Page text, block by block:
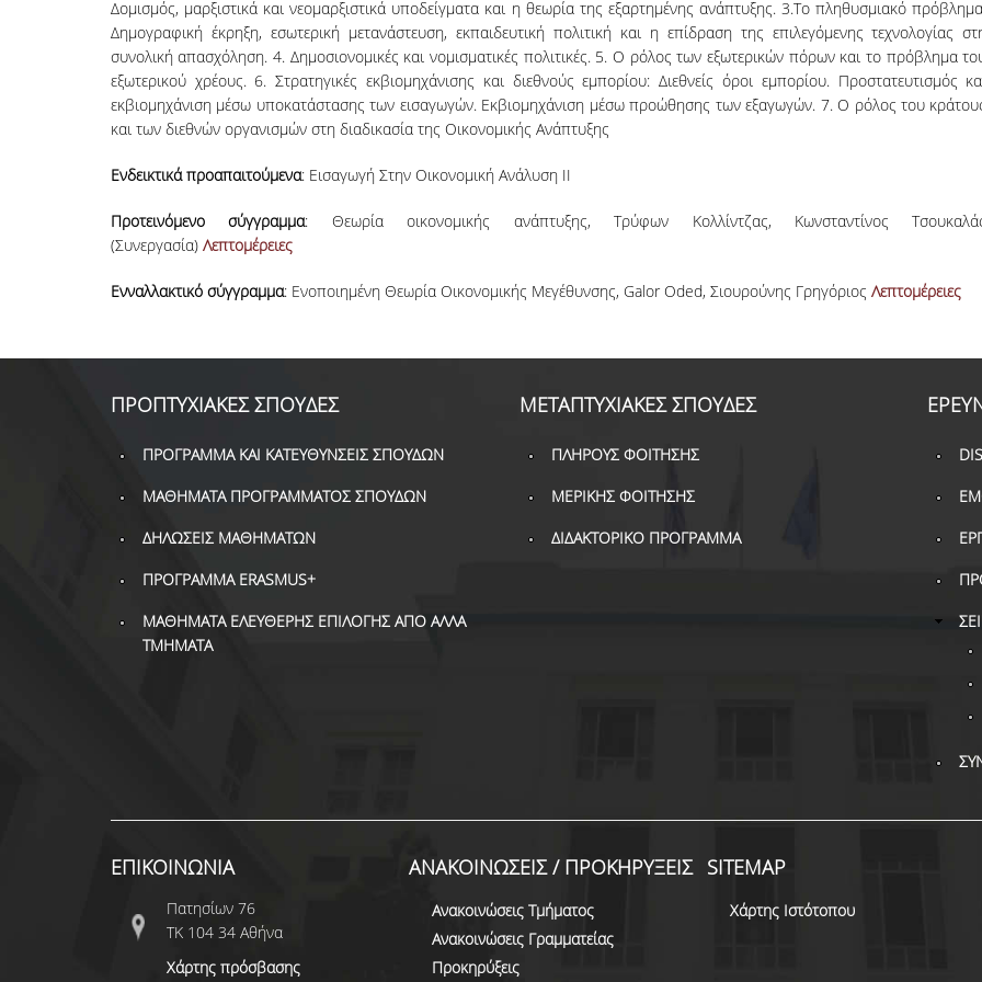
Δομισμός, μαρξιστικά και νεομαρξιστικά υποδείγματα και η θεωρία της εξαρτημένης ανάπτυξης. 3.Το πληθυσμιακό
Δημογραφική έκρηξη, εσωτερική μετανάστευση, εκπαιδευτική πολιτική και η επίδραση της επιλεγόμενης τεχνολογίας
συνολική απασχόληση. 4. Δημοσιονομικές και νομισματικές πολιτικές. 5. Ο ρόλος των εξωτερικών πόρων και το πρόβλημα
εξωτερικού χρέους. 6. Στρατηγικές εκβιομηχάνισης και διεθνούς εμπορίου: Διεθνείς όροι εμπορίου. Προστατευτισμός
εκβιομηχάνιση μέσω υποκατάστασης των εισαγωγών. Εκβιομηχάνιση μέσω προώθησης των εξαγωγών. 7. Ο ρόλος του
και των διεθνών οργανισμών στη διαδικασία της Οικονομικής Ανάπτυξης
Ενδεικτικά προαπαιτούμενα: Εισαγωγή Στην Οικονομική Ανάλυση ΙΙ
Προτεινόμενο σύγγραμμα: Θεωρία οικονομικής ανάπτυξης, Τρύφων Κολλίντζας, Κωνσταντίνος
(Συνεργασία) Λεπτομέρειες
Eνναλλακτικό σύγγραμμα: Ενοποιημένη Θεωρία Οικονομικής Μεγέθυνσης, Galor Oded, Σιουρούνης Γρηγόριος Λεπτομέρειες
(ΚΩΔ. ΑΠΕΛΛΑ:
APP53813)
ΠΡΟΠΤΥΧΙΑΚΕΣ ΣΠΟΥΔΕΣ
ΠΡΟΓΡΑΜΜΑ ΚΑΙ ΚΑΤΕΥΘΥΝΣΕΙΣ ΣΠΟΥΔΩΝ
ΜΑΘΗΜΑΤΑ ΠΡΟΓΡΑΜΜΑΤΟΣ ΣΠΟΥΔΩΝ
ΔΗΛΩΣΕΙΣ ΜΑΘΗΜΑΤΩΝ
ΠΡΟΓΡΑΜΜΑ ERASMUS+
ΜΑΘΗΜΑΤΑ ΕΛΕΥΘΕΡΗΣ ΕΠΙΛΟΓΗΣ ΑΠΟ ΑΛΛΑ
ΤΜΗΜΑΤΑ
ΜΕΤΑΠΤΥΧΙΑΚΕΣ ΣΠΟΥΔΕΣ
ΠΛΗΡΟΥΣ ΦΟΙΤΗΣΗΣ
ΜΕΡΙΚΗΣ ΦΟΙΤΗΣΗΣ
ΔΙΔΑΚΤΟΡΙΚΟ ΠΡΟΓΡΑΜΜΑ
ΕΠΙΚΟΙΝΩΝΙΑ
Πατησίων 76
ΤΚ 104 34 Αθήνα
Χάρτης πρόσβασης
ΑΝΑΚΟΙΝΩΣΕΙΣ / ΠΡΟΚΗΡΥΞΕΙΣ
Ανακοινώσεις Τμήματος
Ανακοινώσεις Γραμματείας
Προκηρύξεις
SITEMAP
Χάρτης Ιστότοπου